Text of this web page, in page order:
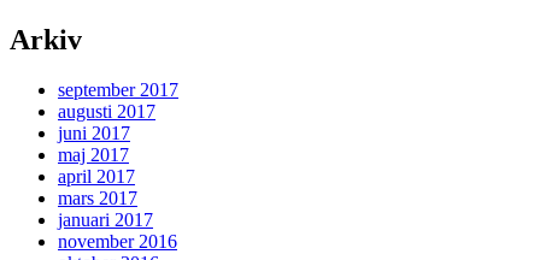
Arkiv
september 2017
augusti 2017
juni 2017
maj 2017
april 2017
mars 2017
januari 2017
november 2016